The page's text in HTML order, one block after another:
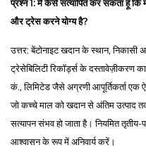
प्रश्न 1: मैं कैसे सत्यापित कर सकता हूँ कि
और ट्रेस करने योग्य है?
उत्तर: बेंटोनाइट खदान के स्थान,
ट्रेसेबिलिटी रिकॉर्ड्स के दस्तावेज़ीकरण
कं., लिमिटेड जैसे अग्रणी आपूर्तिकर्ता एक
जो कच्चे माल को खदान से अंतिम
सत्यापन संभव हो जाता है। नियमित
आश्वासन के रूप में अनिवार्य करें।